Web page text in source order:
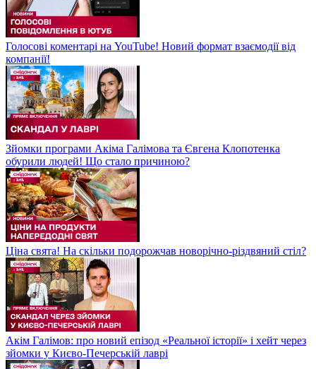
Голосові коментарі на YouTube! Новий формат взаємодії від
компанії!
Зйомки програми Акіма Галімова та Євгена Клопотенка
обурили людей! Що стало причиною?
Ціна свята! На скільки подорожчав новорічно-різдвяний стіл?
Акім Галімов: про новий епізод «Реальної історії» і хейт через
зйомки у Києво-Печерській лаврі